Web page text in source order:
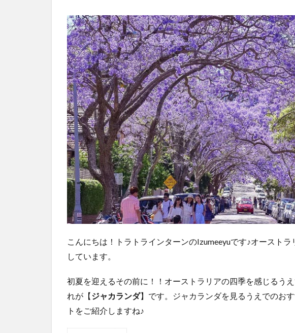
こんにちは！トラトラインターンのIzumeeyuです♪オースト
しています。
初夏を迎えるその前に！！オーストラリアの四季を感じるう
れが【ジャカランダ】です。ジャカランダを見るうえでのお
トをご紹介しますね♪